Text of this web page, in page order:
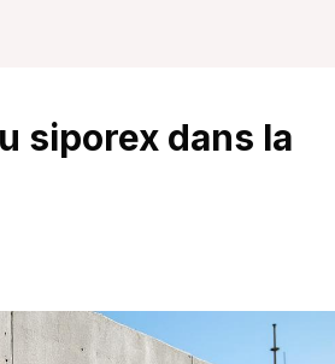
siporex dans la